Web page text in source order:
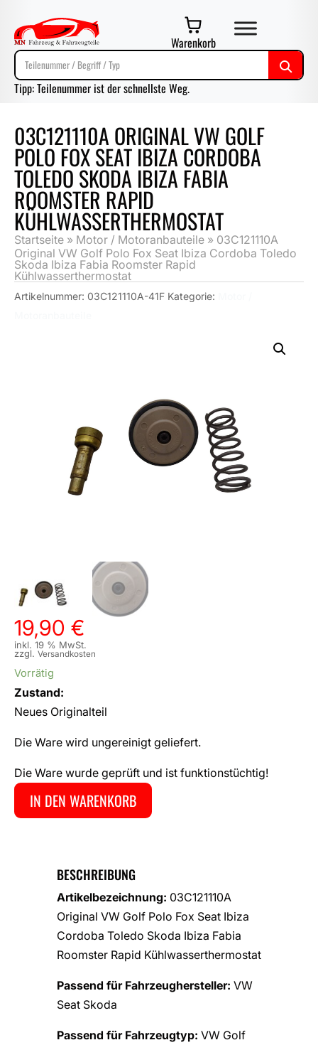
Warenkorb
Tipp: Teilenummer ist der schnellste Weg.
03C121110A ORIGINAL VW GOLF
POLO FOX SEAT IBIZA CORDOBA
TOLEDO SKODA IBIZA FABIA
ROOMSTER RAPID
KÜHLWASSERTHERMOSTAT
Startseite » Motor / Motoranbauteile » 03C121110A
Original VW Golf Polo Fox Seat Ibiza Cordoba Toledo
Skoda Ibiza Fabia Roomster Rapid
Kühlwasserthermostat
Artikelnummer: 03C121110A-41F Kategorie:
19,90 €
inkl. 19 % MwSt.
zzgl. Versandkosten
Vorrätig
Zustand:
Neues Originalteil
Die Ware wird ungereinigt geliefert.
Die Ware wurde geprüft und ist funktionstüchtig!
IN DEN WARENKORB
BESCHREIBUNG
Artikelbezeichnung: 03C121110A
Original VW Golf Polo Fox Seat Ibiza
Cordoba Toledo Skoda Ibiza Fabia
Roomster Rapid Kühlwasserthermostat
Passend für Fahrzeughersteller: VW
Seat Skoda
Passend für Fahrzeugtyp: VW Golf